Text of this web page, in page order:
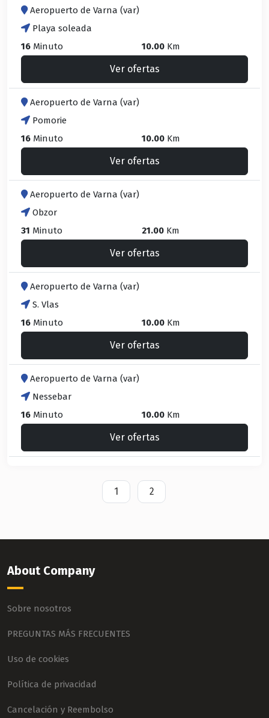
Aeropuerto de Varna (var)
Playa soleada
16 Minuto 10.00 Km
Ver ofertas
Aeropuerto de Varna (var)
Pomorie
16 Minuto 10.00 Km
Ver ofertas
Aeropuerto de Varna (var)
Obzor
31 Minuto 21.00 Km
Ver ofertas
Aeropuerto de Varna (var)
S. Vlas
16 Minuto 10.00 Km
Ver ofertas
Aeropuerto de Varna (var)
Nessebar
16 Minuto 10.00 Km
Ver ofertas
1 2
About Company
Sobre nosotros
PREGUNTAS MÁS FRECUENTES
Uso de cookies
Política de privacidad
Cancelación y Reembolso